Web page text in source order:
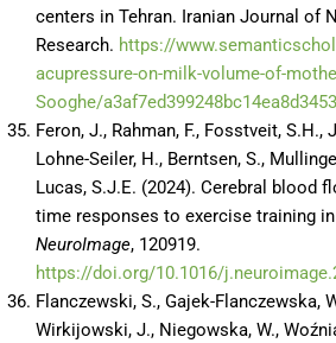
centers in Tehran. Iranian Journal of
Research. https://
acupressure-on-milk-volume-of-
Sooghe/
Feron, J., Rahman, F., Fosstveit, S.H.,
Lohne-Seiler, H., Berntsen, S.,
Lucas, S.J.E. (2024). Cerebral blood
time responses to exercise training
NeuroImage, 120919.
https://doi.org/10.1016/
Flanczewski, S., Gajek-Flanczewska,
Wirkijowski, J., Niegowska, W.,